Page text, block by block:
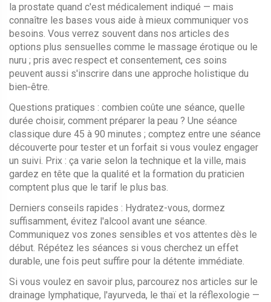
la prostate quand c'est médicalement indiqué — mais
connaître les bases vous aide à mieux communiquer vos
besoins. Vous verrez souvent dans nos articles des
options plus sensuelles comme le massage érotique ou le
nuru ; pris avec respect et consentement, ces soins
peuvent aussi s'inscrire dans une approche holistique du
bien‑être.
Questions pratiques : combien coûte une séance, quelle
durée choisir, comment préparer la peau ? Une séance
classique dure 45 à 90 minutes ; comptez entre une séance
découverte pour tester et un forfait si vous voulez engager
un suivi. Prix : ça varie selon la technique et la ville, mais
gardez en tête que la qualité et la formation du praticien
comptent plus que le tarif le plus bas.
Derniers conseils rapides : Hydratez-vous, dormez
suffisamment, évitez l'alcool avant une séance.
Communiquez vos zones sensibles et vos attentes dès le
début. Répétez les séances si vous cherchez un effet
durable, une fois peut suffire pour la détente immédiate.
Si vous voulez en savoir plus, parcourez nos articles sur le
drainage lymphatique, l'ayurveda, le thaï et la réflexologie —